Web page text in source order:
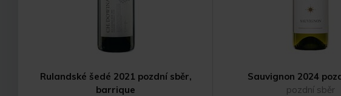
Rulandské šedé 2021 pozdní sběr,
barrique
Sauvignon 2024
pozdní sběr